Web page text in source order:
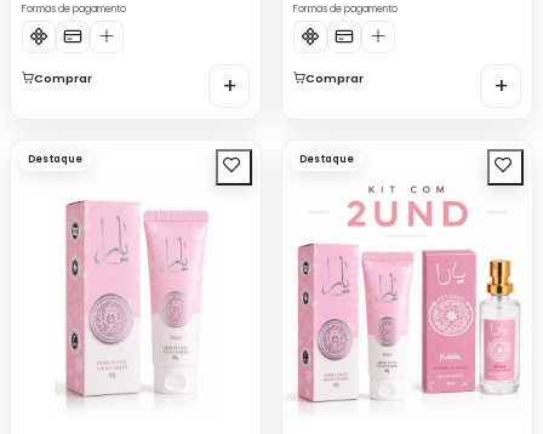
Formas de pagamento
Comprar +
Formas de pagamento
Comprar +
Destaque Destaque